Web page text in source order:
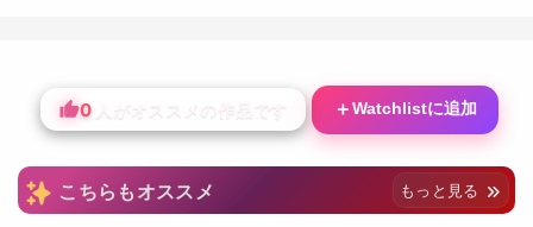
0 人がオススメの作品です ＋Watchlistに追加
こちらもオススメ もっと見る